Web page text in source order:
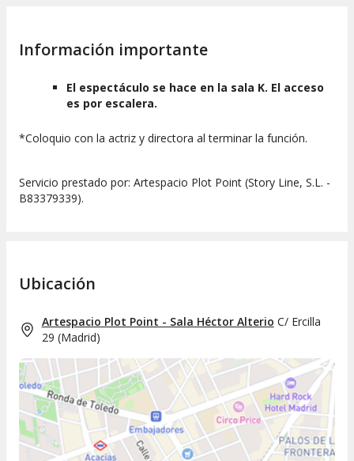
Información importante
El espectáculo se hace en la sala K. El acceso
es por escalera.
*Coloquio con la actriz y directora al terminar la función.
Servicio prestado por: Artespacio Plot Point (Story Line, S.L. -
B83379339).
Ubicación
Artespacio Plot Point - Sala Héctor Alterio C/ Ercilla
29 (Madrid)